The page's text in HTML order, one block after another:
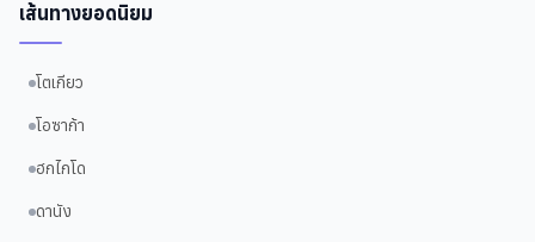
เส้นทางยอดนิยม
โตเกียว
โอซาก้า
ฮกไกโด
ดานัง